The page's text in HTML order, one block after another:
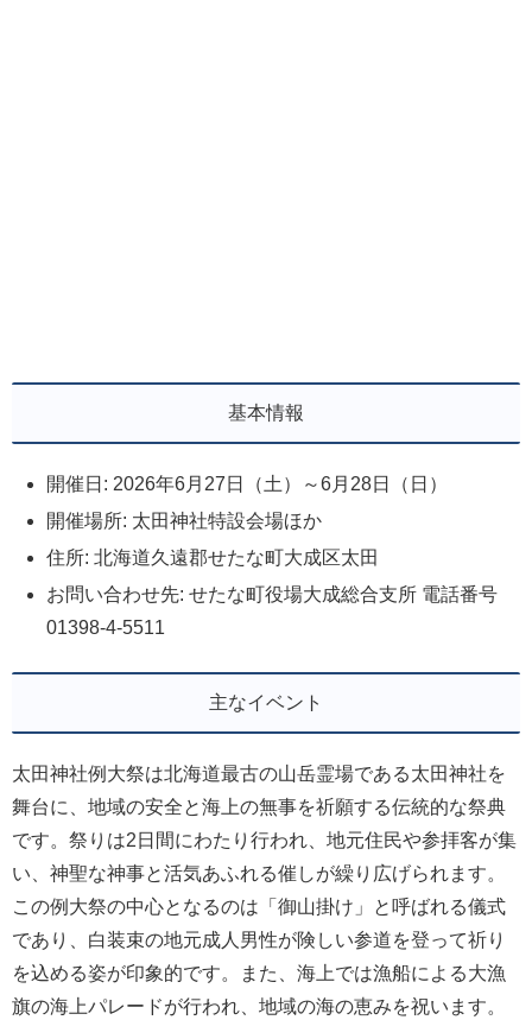
基本情報
開催日: 2026年6月27日（土）～6月28日（日）
開催場所: 太田神社特設会場ほか
住所: 北海道久遠郡せたな町大成区太田
お問い合わせ先: せたな町役場大成総合支所 電話番号
01398-4-5511
主なイベント
太田神社例大祭は北海道最古の山岳霊場である太田神社を
舞台に、地域の安全と海上の無事を祈願する伝統的な祭典
です。祭りは2日間にわたり行われ、地元住民や参拝客が集
い、神聖な神事と活気あふれる催しが繰り広げられます。
この例大祭の中心となるのは「御山掛け」と呼ばれる儀式
であり、白装束の地元成人男性が険しい参道を登って祈り
を込める姿が印象的です。また、海上では漁船による大漁
旗の海上パレードが行われ、地域の海の恵みを祝います。